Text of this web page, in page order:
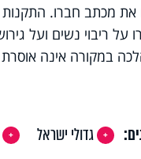
את מכתב חברו. התקנות
על ריבוי נשים ועל
במקורה אינה
גדולי ישראל